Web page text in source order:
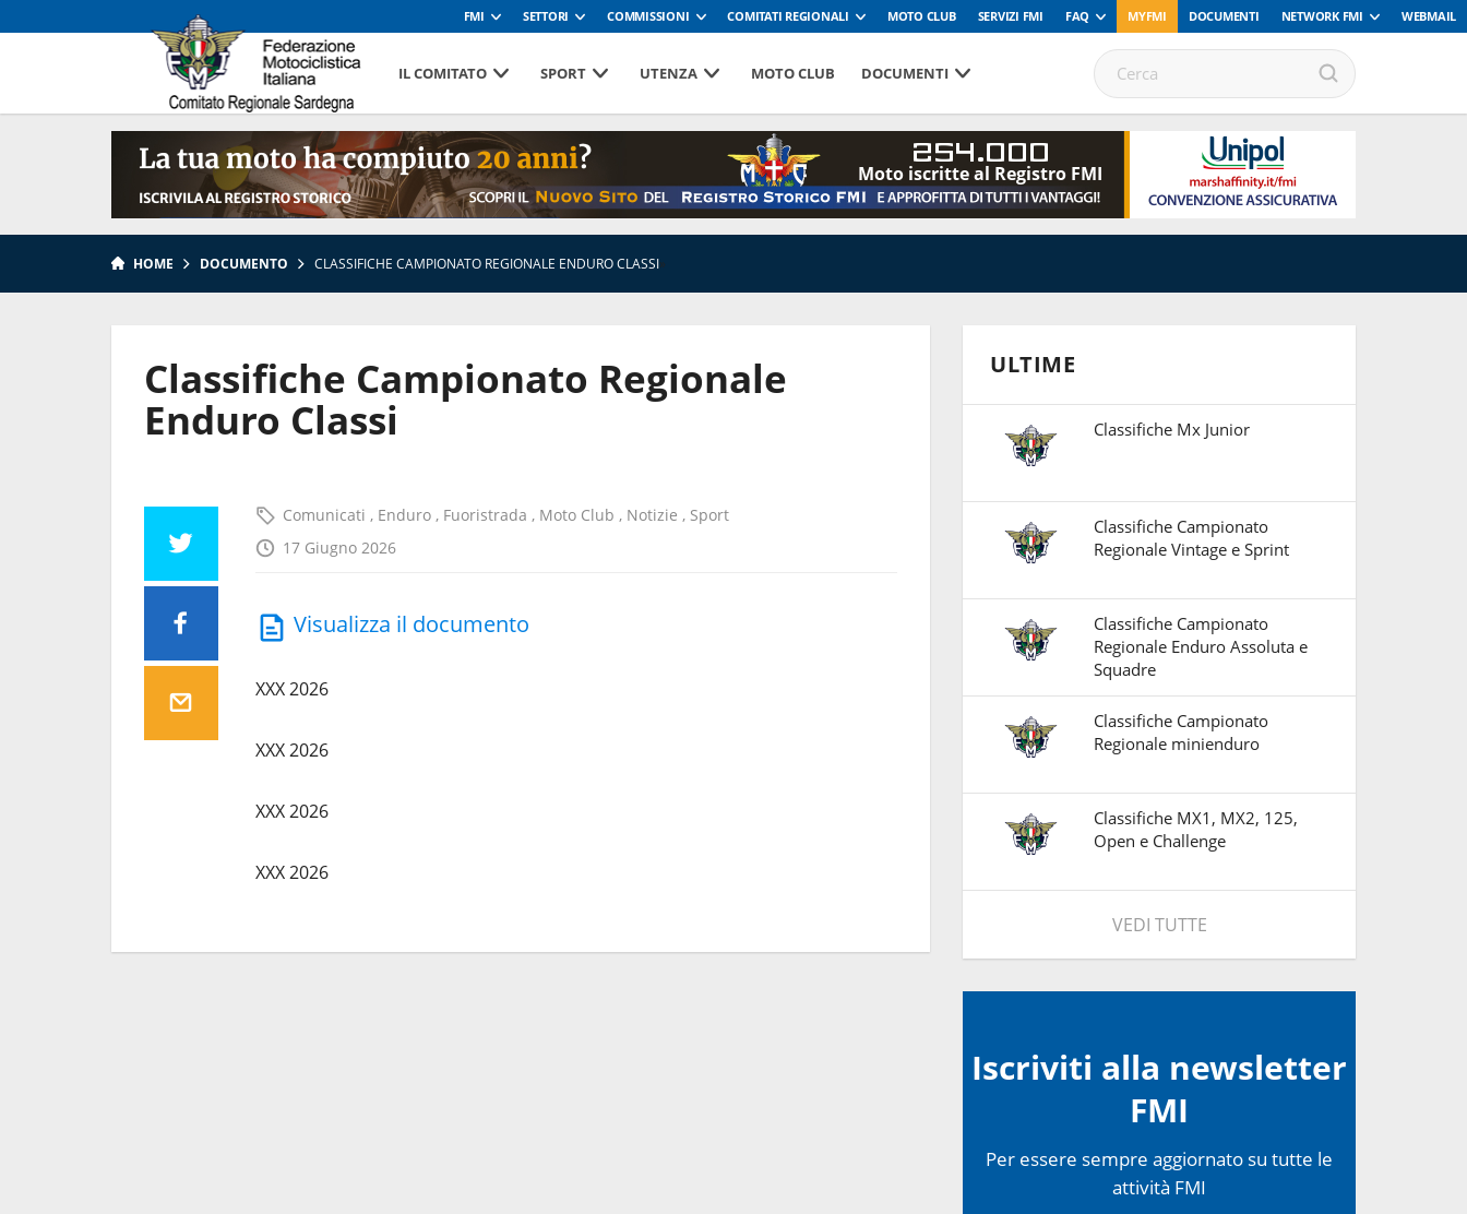
FMI SETTORI COMMISSIONI COMITATI REGIONALI MOTO CLUB SERVIZI FMI FAQ MYFMI DOCUMENTI NETWORK FMI WEBMAIL
IL COMITATO SPORT UTENZA MOTO CLUB DOCUMENTI
254.000
Moto iscritte al Registro FMI
HOME DOCUMENTO »
CLASSIFICHE CAMPIONATO REGIONALE ENDURO CLASSI
Classifiche Campionato Regionale
Enduro Classi
Comunicati , Enduro , Fuoristrada , Moto Club , Notizie , Sport
17 Giugno 2026
Visualizza il documento
XXX 2026
XXX 2026
XXX 2026
XXX 2026
ULTIME
Classifiche Mx Junior
Classifiche Campionato
Regionale Vintage e Sprint
Classifiche Campionato
Regionale Enduro Assoluta e
Squadre
Classifiche Campionato
Regionale minienduro
Classifiche MX1, MX2, 125,
Open e Challenge
VEDI TUTTE
Iscriviti alla newsletter
FMI
Per essere sempre aggiornato su tutte le
attività FMI